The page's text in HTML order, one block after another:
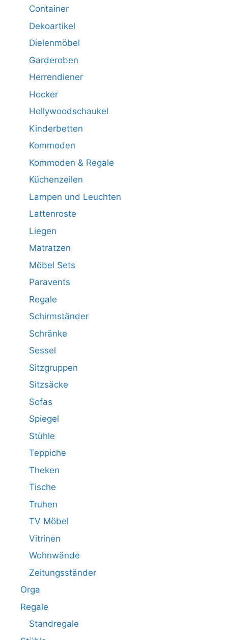
Container
Dekoartikel
Dielenmöbel
Garderoben
Herrendiener
Hocker
Hollywoodschaukel
Kinderbetten
Kommoden
Kommoden & Regale
Küchenzeilen
Lampen und Leuchten
Lattenroste
Liegen
Matratzen
Möbel Sets
Paravents
Regale
Schirmständer
Schränke
Sessel
Sitzgruppen
Sitzsäcke
Sofas
Spiegel
Stühle
Teppiche
Theken
Tische
Truhen
TV Möbel
Vitrinen
Wohnwände
Zeitungsständer
Orga
Regale
Standregale